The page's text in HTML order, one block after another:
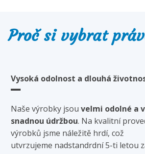
Proč si vybrat
Vysoká odolnost a dlouhá
Naše výrobky jsou velmi odolné a
snadnou údržbou. Na kvalitní
výrobků jsme náležitě hrdí, což
utvrzujeme nadstandrdní 5-ti letou